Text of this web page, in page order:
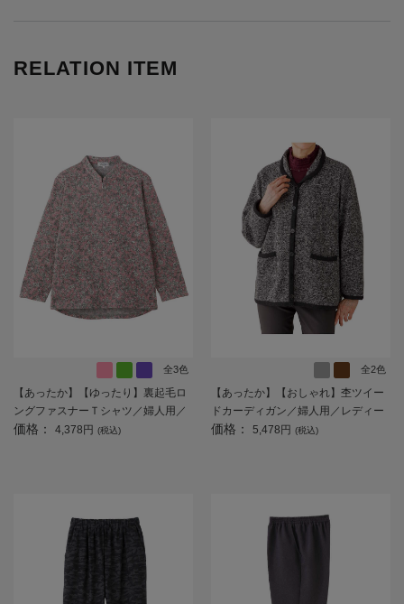
RELATION ITEM
全3色
【あったか】【ゆったり】裏起毛ロ
ングファスナーＴシャツ／婦人用／
レディース／高齢者／シニア／後ろ
価格： 4,378円 (税込)
全2色
【あったか】【おしゃれ】杢ツイー
ドカーディガン／婦人用／レディー
ス／高齢者／シニア／前開き／大き
価格： 5,478円 (税込)